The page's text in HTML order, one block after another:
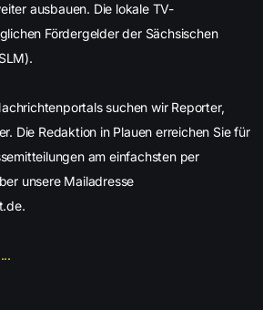
ausbauen. Die lokale TV-
Fördergelder der Sächsischen
suchen wir Reporter,
Die Redaktion in Plauen erreichen Sie für
am einfachsten per
unsere Mailadresse